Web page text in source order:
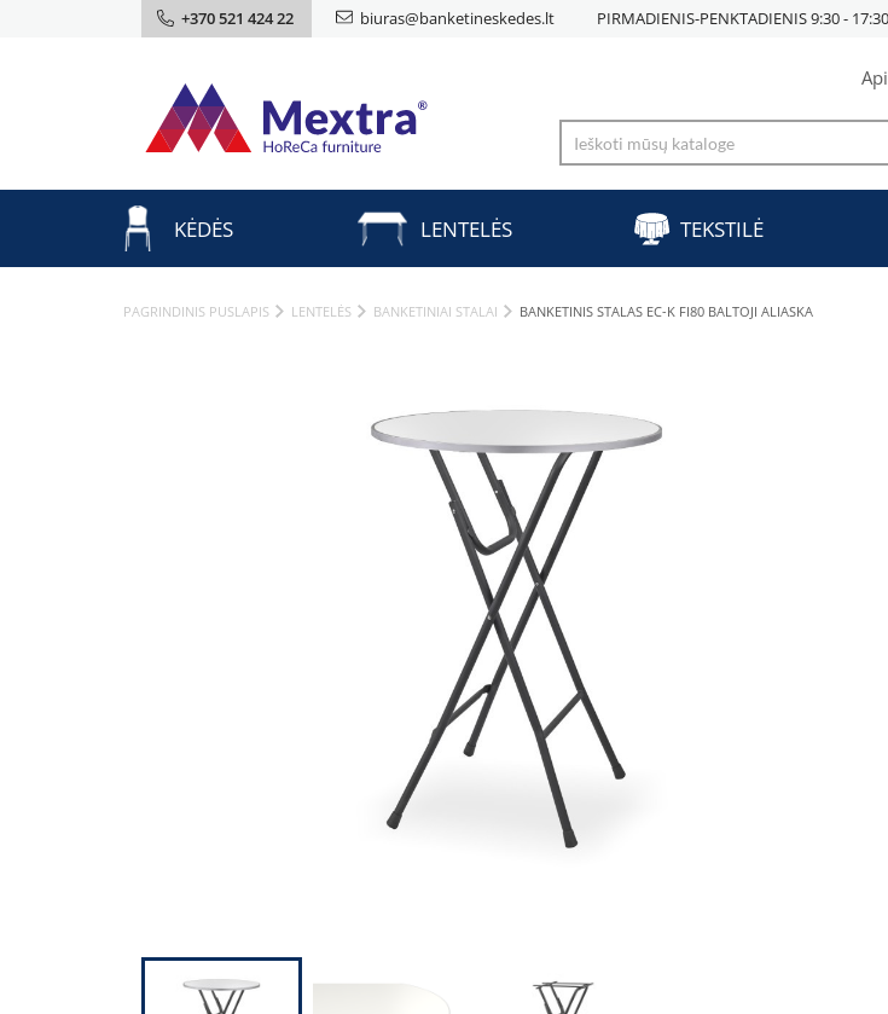
+370 521 424 22 biuras@banketineskedes.lt PIRMADIENIS-PENKTADIENIS 9:30 - 17:30
KĖDĖS LENTELĖS TEKSTILĖ
PAGRINDINIS PUSLAPIS LENTELĖS BANKETINIAI STALAI BANKETINIS STALAS EC-K FI80 BALTOJI ALIASKA